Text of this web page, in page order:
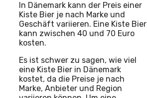
In Dänemark kann der Preis einer
Kiste Bier je nach Marke und
Geschäft variieren. Eine Kiste Bier
kann zwischen 40 und 70 Euro
kosten.
Es ist schwer zu sagen, wie viel
eine Kiste Bier in Dänemark
kostet, da die Preise je nach
Marke, Anbieter und Region